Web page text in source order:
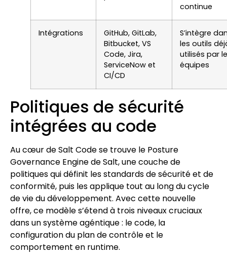
continue
Intégrations
GitHub, GitLab,
Bitbucket, VS
Code, Jira,
ServiceNow et
CI/CD
S’intègre
les outils
utilisés par
équipes
Politiques de sécurité
intégrées au code
Au cœur de Salt Code se trouve le Posture
Governance Engine de Salt, une couche de
politiques qui définit les standards de sécurité et de
conformité, puis les applique tout au long du cycle
de vie du développement. Avec cette nouvelle
offre, ce modèle s’étend à trois niveaux cruciaux
dans un système agéntique : le code, la
configuration du plan de contrôle et le
comportement en runtime.